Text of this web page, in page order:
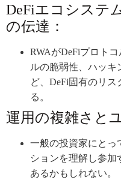
DeFiエコシステ
の伝達：
RWAがDeFiプロト
ルの脆弱性、ハッキ
ど、DeFi固有のリ
る。
運用の複雑さと
一般の投資家にとっ
ションを理解し参
あるかもしれない。